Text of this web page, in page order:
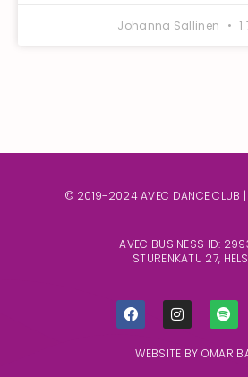
Johanna Sallinen
© 2019-2024 AVEC DANCE CLUB |
AVEC BUSINESS ID:
STURENKATU 27,
WEBSITE BY OMAR